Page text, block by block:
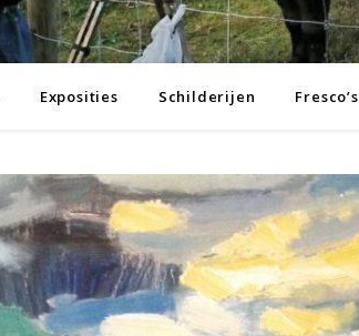
Exposities Schilderijen Fresco’s